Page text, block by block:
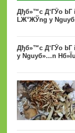
Дђб»™c Д‘ГЎo bГ
LЖ°ЖЎng y
Дђб»™c Д‘ГЎo bГ
y Nguyб»…n